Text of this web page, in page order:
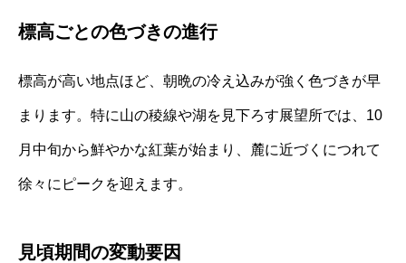
標高ごとの色づきの進行
標高が高い地点ほど、朝晩の冷え込みが強く色づきが早
まります。特に山の稜線や湖を見下ろす展望所では、10
月中旬から鮮やかな紅葉が始まり、麓に近づくにつれて
徐々にピークを迎えます。
見頃期間の変動要因